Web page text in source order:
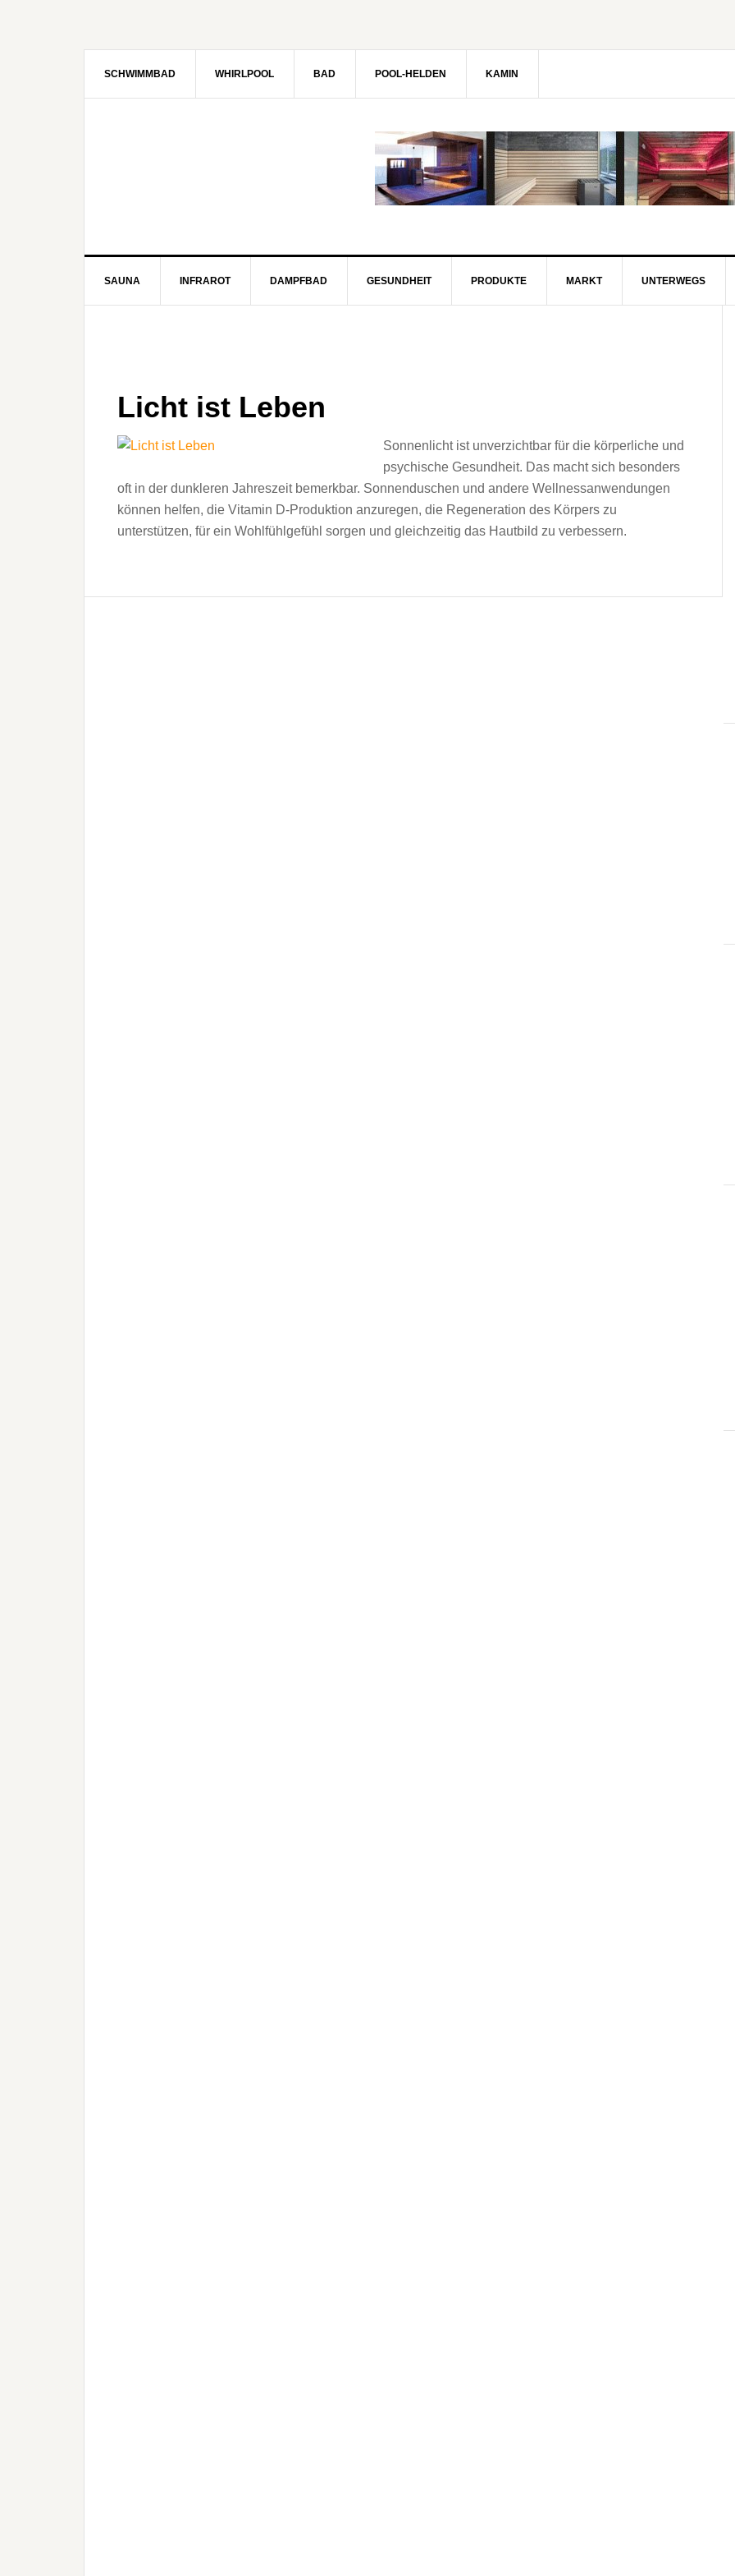
SCHWIMMBAD WHIRLPOOL BAD POOL-HELDEN KAMIN
SAUNA INFRAROT DAMPFBAD GESUNDHEIT PRODUKTE MARKT UNTERWEGS
Licht ist Leben
Sonnenlicht ist unverzichtbar für die körperliche und
psychische Gesundheit. Das macht sich besonders
oft in der dunkleren Jahreszeit bemerkbar. Sonnenduschen und andere Wellnessanwendungen
können helfen, die Vitamin D-Produktion anzuregen, die Regeneration des Körpers zu
unterstützen, für ein Wohlfühlgefühl sorgen und gleichzeitig das Hautbild zu verbessern.